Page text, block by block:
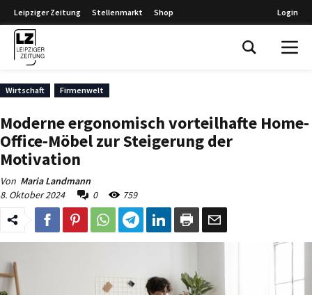
Leipziger Zeitung Stellenmarkt Shop Login
Wirtschaft Firmenwelt
Moderne ergonomisch vorteilhafte Home-
Office-Möbel zur Steigerung der
Motivation
Von Maria Landmann
8. Oktober 2024
0 759